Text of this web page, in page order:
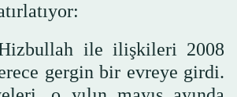
Hizbullah ile ilişkileri 2008
gergin bir evreye girdi.